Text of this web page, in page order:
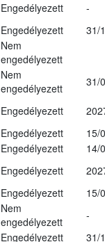
Engedélyezett
-
Engedélyezett
31/
Nem
engedélyezett
Nem
engedélyezett
31/
Engedélyezett
Engedélyezett
15/
Engedélyezett
14/
Engedélyezett
Engedélyezett
15/
Nem
engedélyezett
-
Engedélyezett
31/